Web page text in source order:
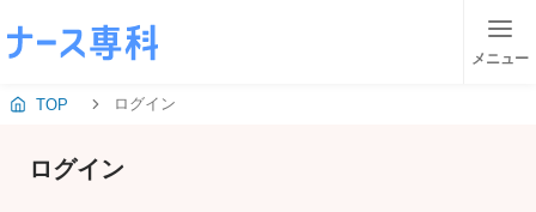
メニュー
TOP ログイン
ログイン